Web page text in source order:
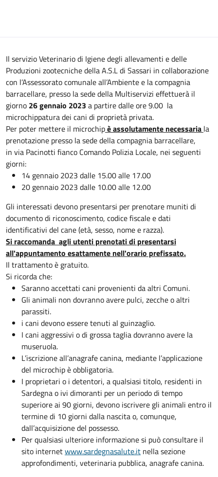
Il servizio Veterinario di Igiene degli allevamenti e delle
Produzioni zootecniche della A.S.L di Sassari in collaborazione
con l’Assessorato comunale all’Ambiente e la compagnia
barracellare, presso la sede della Multiservizi effettuerà il
giorno 26 gennaio 2023 a partire dalle ore 9.00 la
microchippatura dei cani di proprietà privata.
Per poter mettere il microchipè assolutamente necessaria la
prenotazione presso la sede della compagnia barracellare,
in via Pacinotti fianco Comando Polizia Locale, nei seguenti
giorni:
14 gennaio 2023 dalle 15.00 alle 17.00
20 gennaio 2023 dalle 10.00 alle 12.00
Gli interessati devono presentarsi per prenotare muniti di
documento di riconoscimento, codice fiscale e dati
identificativi del cane (età, sesso, nome e razza).
Si raccomanda agli utenti prenotati di presentarsi
all'appuntamento esattamente nell'orario prefissato.
Il trattamento è gratuito.
Si ricorda che:
Saranno accettati cani provenienti da altri Comuni.
Gli animali non dovranno avere pulci, zecche o altri
parassiti.
i cani devono essere tenuti al guinzaglio.
I cani aggressivi o di grossa taglia dovranno avere la
museruola.
L’iscrizione all’anagrafe canina, mediante l’applicazione
del microchip è obbligatoria.
I proprietari o i detentori, a qualsiasi titolo, residenti in
Sardegna o ivi dimoranti per un periodo di tempo
superiore ai 90 giorni, devono iscrivere gli animali entro il
termine di 10 giorni dalla nascita o, comunque,
dall’acquisizione del possesso.
Per qualsiasi ulteriore informazione si può consultare il
sito internetwww.sardegnasalute.it nella sezione
approfondimenti, veterinaria pubblica, anagrafe canina.